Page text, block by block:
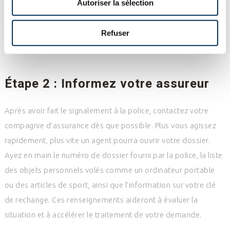
Autoriser la sélection
Refuser
comme un TAG, mentionnez-le aux autorités. Une fois le
rapport rédigé, vous recevrez un numéro de dossier de police,
qui sera nécessaire pour que votre assureur puisse
commencer à traiter votre réclamation.
Étape 2 : Informez votre assureur
Après avoir fait le signalement à la police, contactez votre
compagnie d’assurance dès que possible. Plus vous agissez
rapidement, plus vite un agent pourra ouvrir votre dossier.
Ayez en main le numéro de dossier fourni par la police, la liste
des objets personnels volés comme un ordinateur portable
ou des articles de sport, ainsi que l’information sur votre clé
de rechange. Ces renseignements aideront à évaluer la
situation et à accélérer le traitement de votre demande.